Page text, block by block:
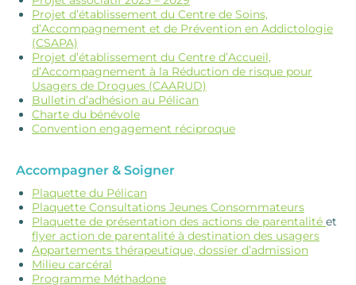
Projet d’établissement du Centre de Soins,
d’Accompagnement et de Prévention en Addictologie
(CSAPA)
Projet d’établissement du Centre d’Accueil,
d’Accompagnement à la Réduction de risque pour
Usagers de Drogues (CAARUD)
Bulletin d’adhésion au Pélican
Charte du bénévole
Convention engagement réciproque
Accompagner & Soigner
Plaquette du Pélican
Plaquette Consultations Jeunes Consommateurs
Plaquette de présentation des actions de parentalité et
flyer action de parentalité à destination des usagers
Appartements thérapeutique, dossier d’admission
Milieu carcéral
Programme Méthadone